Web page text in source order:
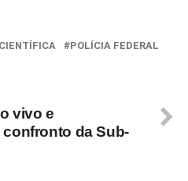
POLÍCIA FEDERAL
vivo e
da Sub-